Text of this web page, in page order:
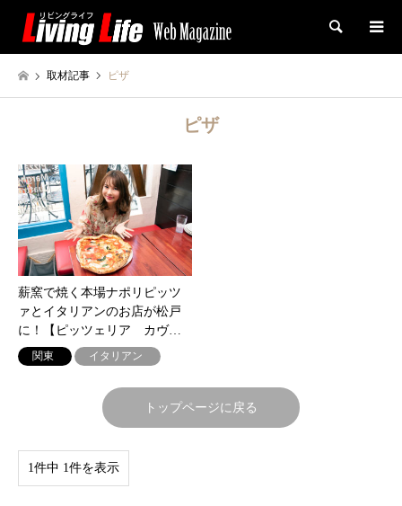
検索
取材記事 ピザ
ピザ
薪窯で焼く本場ナポリピッツ
ァとイタリアンのお店が松戸
に！【ピッツェリア カヴ…
関東 イタリアン
トップページに戻る
1件中 1件を表示